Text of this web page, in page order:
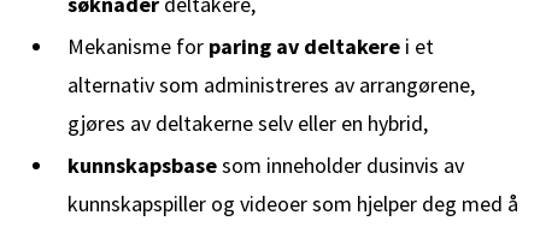
Mekanisme for paring av deltakere i et
alternativ som administreres av arrangørene,
gjøres av deltakerne selv eller en hybrid,
kunnskapsbasesom inneholder dusinvis av
kunnskapspiller og videoer som hjelper deg med å